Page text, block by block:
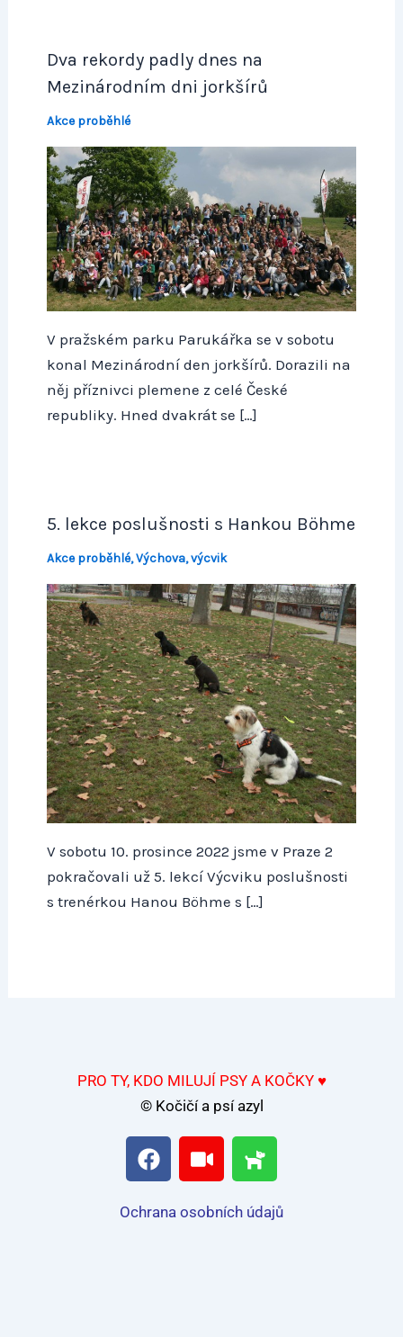
Dva rekordy padly dnes na
Mezinárodním dni jorkšírů
Akce proběhlé
V pražském parku Parukářka se v sobotu
konal Mezinárodní den jorkšírů. Dorazili na
něj příznivci plemene z celé České
republiky. Hned dvakrát se […]
5. lekce poslušnosti s Hankou Böhme
Akce proběhlé,Výchova, výcvik
V sobotu 10. prosince 2022 jsme v Praze 2
pokračovali už 5. lekcí Výcviku poslušnosti
s trenérkou Hanou Böhme s […]
PRO TY, KDO MILUJÍ PSY A KOČKY ♥
© Kočičí a psí azyl
F
a
e
V
i
e
D
o
Ochrana osobních údajů